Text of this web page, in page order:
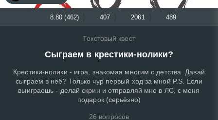
8.80 (462) 407 2061 489
Текстовый квест
Сыграем в крестики-нолики?
Крестики-нолики - игра, знакомая многим с детства. Давай
сыграем в неё? Только чур первый ход за мной P.S. Если
выиграешь - делай скрин и отправляй мне в ЛС, с меня
подарок (серьёзно)
26 вопросов